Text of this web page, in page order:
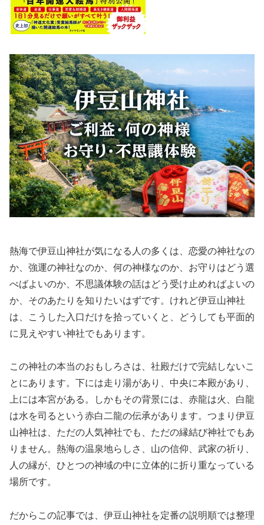
熱海で伊豆山神社が気になる人の多くは、恋愛の神社なの
か、強運の神社なのか、何の神様なのか、お守りはどう選
べばよいのか、不思議体験の話はどう受け止めればよいの
か、そのあたりを知りたいはずです。けれど伊豆山神社
は、こうした入口だけを拾っていくと、どうしても平面的
に見えやすい神社でもあります。
この神社の本当のおもしろさは、社殿だけで完結しないこ
とにあります。下には走り湯があり、中央に本殿があり、
上には本宮がある。しかもその背景には、赤龍は火、白龍
は水を司るという赤白二龍の伝承があります。つまり伊豆
山神社は、ただの人気神社でも、ただの縁結び神社でもあ
りません。熱海の温泉地らしさ、山の信仰、武家の祈り、
人の縁が、ひとつの神域の中に立体的に折り重なっている
場所です。
だからこの記事では、伊豆山神社を定番の説明順では整理